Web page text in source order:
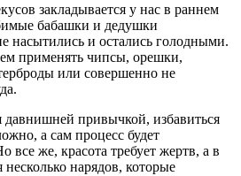
закладывается у нас в раннем
бабашки и дедушки
насытились и остались голодными.
применять чипсы, орешки,
или совершенно не
давнишней привычкой, избавиться
а сам процесс будет
же, красота требует жертв, а в
нарядов, которые